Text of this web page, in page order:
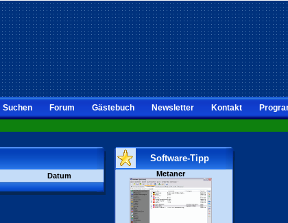
Suchen Forum Gästebuch Newsletter Kontakt
Datum
Software-Tipp
Metaner